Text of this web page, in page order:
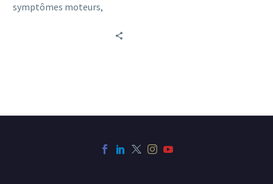
symptômes moteurs,